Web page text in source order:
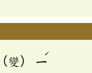
（變） ㄧ
ˊ